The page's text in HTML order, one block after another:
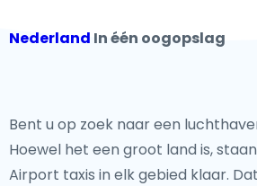
Nederland In één oogopslag
Bent u op zoek naar een
Hoewel het een groot land is,
Airport taxis in elk gebied klaar.